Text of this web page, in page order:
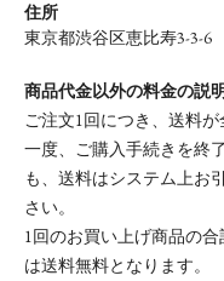
住所
東京都渋谷区恵比寿3-3-
商品代金以外の料金の説
ご注文1回につき、送料が
一度、ご購入手続きを終
も、送料はシステム上お
さい。
1回のお買い上げ商品の
は送料無料となります。